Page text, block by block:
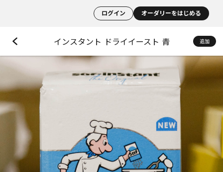
ログイン オーダリーをはじめる
インスタント ドライイースト 青 追加